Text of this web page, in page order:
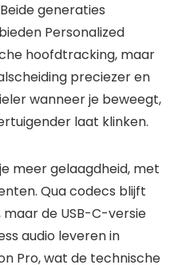
generaties
Personalized
hoofdtracking, maar
preciezer en
wanneer je beweegt,
laat klinken.
meer gelaagdheid, met
Qua codecs blijft
maar de USB-C-versie
audio leveren in
Pro, wat de technische